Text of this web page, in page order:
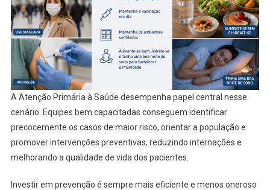
A Atenção Primária à Saúde desempenha papel central nesse
cenário. Equipes bem capacitadas conseguem identificar
precocemente os casos de maior risco, orientar a população e
promover intervenções preventivas, reduzindo internações e
melhorando a qualidade de vida dos pacientes.
Investir em prevenção é sempre mais eficiente e menos oneroso